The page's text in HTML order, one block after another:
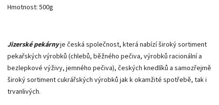
Hmotnost: 500g
Jizerské pekárnyje česká společnost, která nabízí široký sortiment
pekařských výrobků (chlebů, běžného pečiva, výrobků racionální a
bezlepkové výživy, jemného pečiva), českých knedlíků a samozřejmě
široký sortiment cukrářských výrobků jak k okamžité spotřebě, tak i
trvanlivých.